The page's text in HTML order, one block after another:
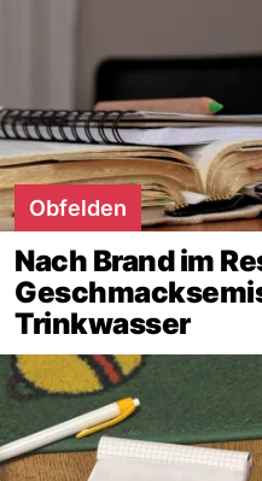
Obfelden
Nach Brand im
Trinkwasser